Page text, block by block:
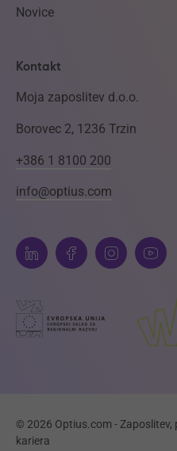
Novice
Kontakt
Moja zaposlitev d.o.o.
Borovec 2, 1236 Trzin
+386 1 8100 200
info@optius.com
© 2026 Optius.com - Zaposlitev,
kariera